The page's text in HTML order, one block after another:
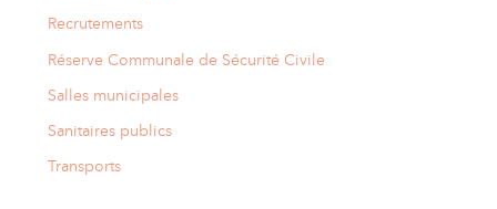
Recrutements
Réserve Communale de Sécurité Civile
Salles municipales
Sanitaires publics
Transports